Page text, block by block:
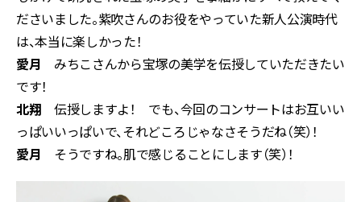
ださいました。紫吹さんのお役をやっていた新人公演時代
は、本当に楽しかった！
愛月 みちこさんから宝塚の美学を伝授していただきたい
です！
北翔 伝授しますよ！ でも、今回のコンサートはお互いい
っぱいいっぱいで、それどころじゃなさそうだね（笑）！
愛月 そうですね。肌で感じることにします（笑）！